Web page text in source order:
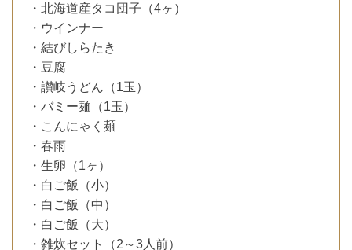
・北海道産タコ団子（4ヶ）
・ウインナー
・結びしらたき
・豆腐
・讃岐うどん（1玉）
・バミー麺（1玉）
・こんにゃく麺
・春雨
・生卵（1ヶ）
・白ご飯（小）
・白ご飯（中）
・白ご飯（大）
・雑炊セット（2～3人前）